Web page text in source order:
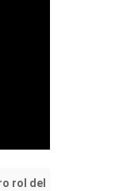
rol del